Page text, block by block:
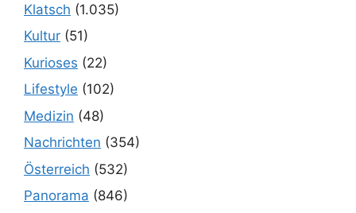
Klatsch (1.035)
Kultur (51)
Kurioses (22)
Lifestyle (102)
Medizin (48)
Nachrichten (354)
Österreich (532)
Panorama (846)